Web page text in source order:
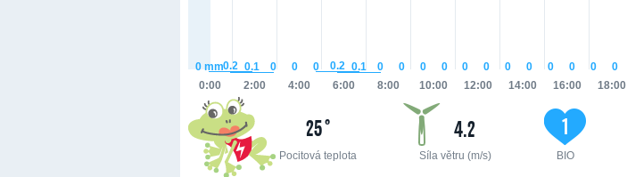
0:00 2:00 4:00 6:00 8:00 10:00 12:00 14:00 16:00 18:00
0 mm0.2 0.1 0 0 0 0.2 0.1 0 0 0 0 0 0 0 0 0 0 0 0
25 °
Pocitová teplota
4.2
Síla větru (m/s)
1
BIO